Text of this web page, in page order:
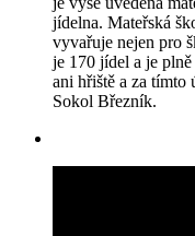
jídelna. Mateřská
vyvařuje nejen pro
je 170 jídel a je
ani hřiště a za tímto
Sokol Březník.